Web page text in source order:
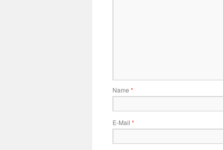
Name *
E-Mail *